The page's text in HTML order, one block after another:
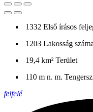
1332 Első írásos
1203 Lakosság
19,4 km² Terület
110 m n. m.
felfelé